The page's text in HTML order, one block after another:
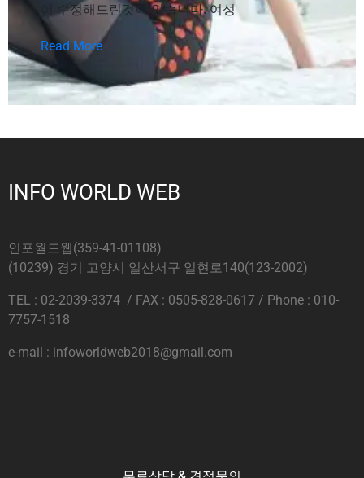
어 수정해드린것이 있습니다. 여성
Read More
INFO WORLD WEB
인포월드웹(359-41-01108)
(10239) 경기 고양시 일산서구 일현로140(123-2002)
TEL : 02-2039-3374 / FAX : 0505-828-0617 / Phone : 010-
7757-1518
e-mail : infoworldweb2018@gmail.com